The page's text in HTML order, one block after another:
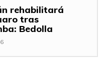
rehabilitará
tras
Bedolla